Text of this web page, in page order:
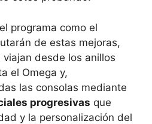
programa como el
de estas mejoras,
desde los anillos
el Omega y,
las consolas mediante
progresivas que
y la personalización del